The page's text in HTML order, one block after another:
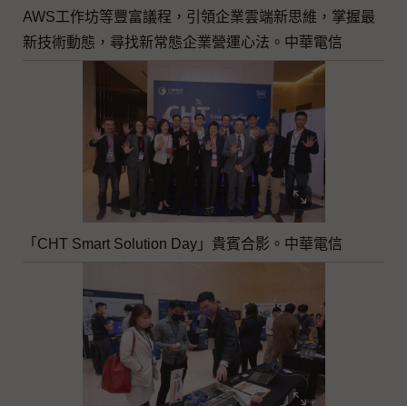
AWS工作坊等豐富議程，引領企業雲端新思維，掌握最
新技術動態，尋找新常態企業營運心法。中華電信
「CHT Smart Solution Day」貴賓合影。中華電信